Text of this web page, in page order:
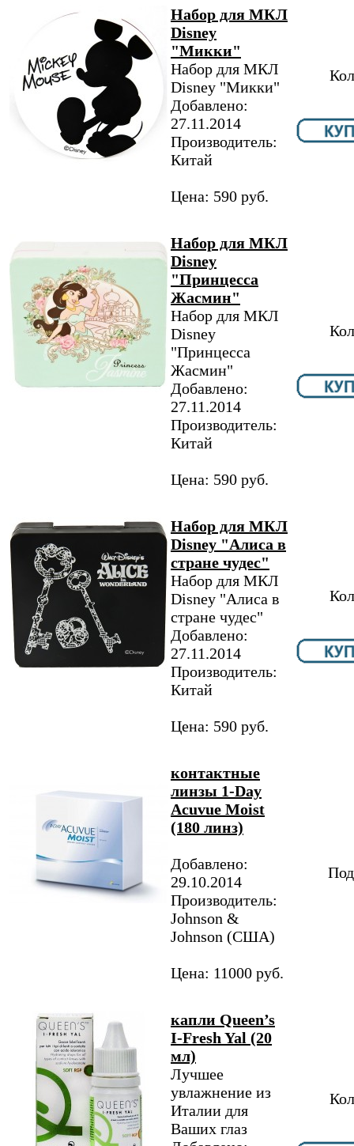
Набор для МКЛ
Disney
"Микки"
Набор для МКЛ
Disney "Микки"
Добавлено:
27.11.2014
Производитель:
Китай
Цена: 590 руб.
Набор для МКЛ
Disney
"Принцесса
Жасмин"
Набор для МКЛ
Disney
"Принцесса
Жасмин"
Добавлено:
27.11.2014
Производитель:
Китай
Цена: 590 руб.
Набор для МКЛ
Disney "Алиса в
стране чудес"
Набор для МКЛ
Disney "Алиса в
стране чудес"
Добавлено:
27.11.2014
Производитель:
Китай
Цена: 590 руб.
контактные
линзы 1-Day
Acuvue Moist
(180 линз)
Добавлено:
29.10.2014
Производитель:
Johnson &
Johnson (США)
Цена: 11000 руб.
капли Queen’s
I-Fresh Yal (20
мл)
Лучшее
увлажнение из
Италии для
Ваших глаз